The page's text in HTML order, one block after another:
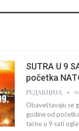
SUTRA U 9
početka
РЕДАКЦИЈА
Obaveštavaju se
godine od
tačno u 9 sati